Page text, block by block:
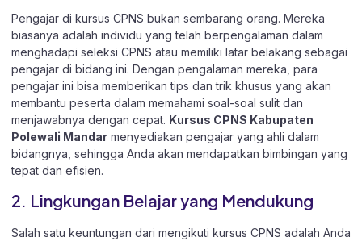
Pengajar di kursus CPNS bukan sembarang orang. Mereka
biasanya adalah individu yang telah berpengalaman dalam
menghadapi seleksi CPNS atau memiliki latar belakang sebagai
pengajar di bidang ini. Dengan pengalaman mereka, para
pengajar ini bisa memberikan tips dan trik khusus yang akan
membantu peserta dalam memahami soal-soal sulit dan
menjawabnya dengan cepat. Kursus CPNS Kabupaten
Polewali Mandar menyediakan pengajar yang ahli dalam
bidangnya, sehingga Anda akan mendapatkan bimbingan yang
tepat dan efisien.
2. Lingkungan Belajar yang Mendukung
Salah satu keuntungan dari mengikuti kursus CPNS adalah Anda